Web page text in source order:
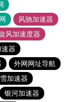
风驰加速器
风加速度器
器
外网网址导航
加速器
银河加速器